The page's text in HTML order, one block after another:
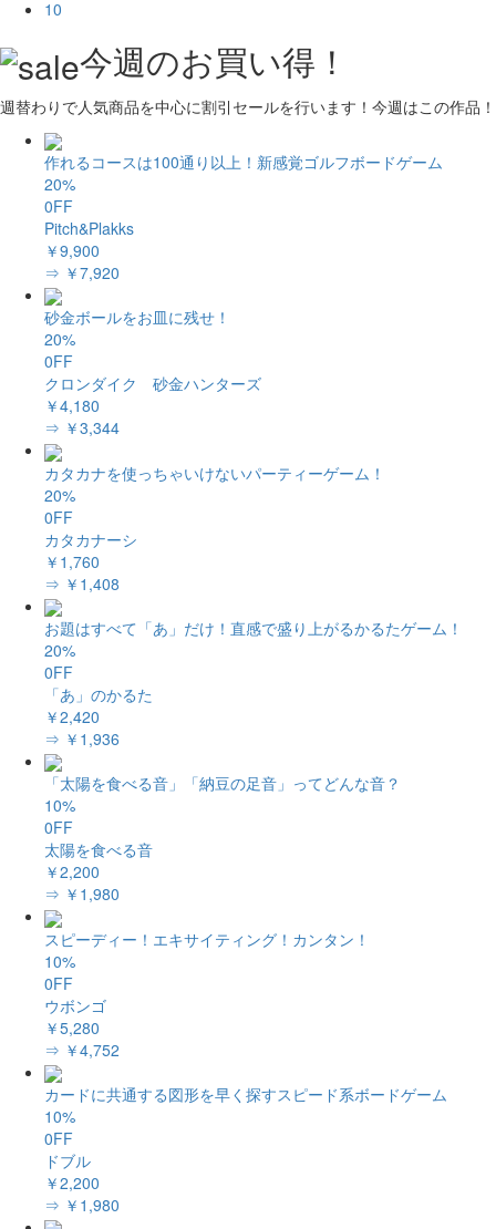
10
今週のお買い得！
週替わりで人気商品を中心に割引セールを行います！今週はこの作品！
作れるコースは100通り以上！新感覚ゴルフボードゲーム
20%
0FF
Pitch&Plakks
￥9,900
⇒ ￥7,920
砂金ボールをお皿に残せ！
20%
0FF
クロンダイク 砂金ハンターズ
￥4,180
⇒ ￥3,344
カタカナを使っちゃいけないパーティーゲーム！
20%
0FF
カタカナーシ
￥1,760
⇒ ￥1,408
お題はすべて「あ」だけ！直感で盛り上がるかるたゲーム！
20%
0FF
「あ」のかるた
￥2,420
⇒ ￥1,936
「太陽を食べる音」「納豆の足音」ってどんな音？
10%
0FF
太陽を食べる音
￥2,200
⇒ ￥1,980
スピーディー！エキサイティング！カンタン！
10%
0FF
ウボンゴ
￥5,280
⇒ ￥4,752
カードに共通する図形を早く探すスピード系ボードゲーム
10%
0FF
ドブル
￥2,200
⇒ ￥1,980